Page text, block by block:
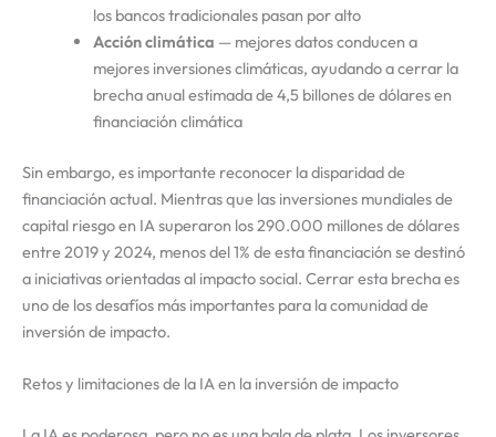
los bancos tradicionales pasan por alto
Acción climática — mejores datos conducen a
mejores inversiones climáticas, ayudando a cerrar la
brecha anual estimada de 4,5 billones de dólares en
financiación climática
Sin embargo, es importante reconocer la disparidad de
financiación actual. Mientras que las inversiones mundiales de
capital riesgo en IA superaron los 290.000 millones de dólares
entre 2019 y 2024, menos del 1% de esta financiación se destinó
a iniciativas orientadas al impacto social. Cerrar esta brecha es
uno de los desafíos más importantes para la comunidad de
inversión de impacto.
Retos y limitaciones de la IA en la inversión de impacto